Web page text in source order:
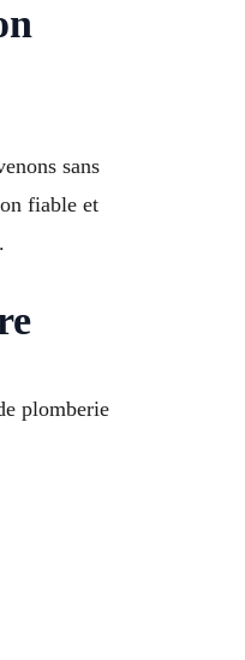
sans
fiable et
plomberie